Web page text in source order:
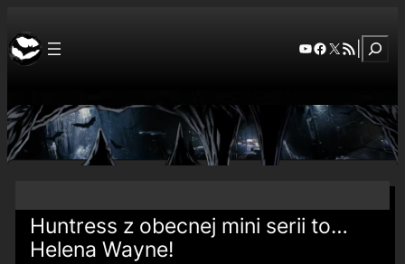
YouTube
Facebook
X RSS Feed
Huntress z obecnej mini serii to…
Helena Wayne!